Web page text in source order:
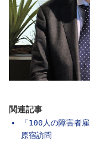
関連記事
「100人の障害者
原宿訪問